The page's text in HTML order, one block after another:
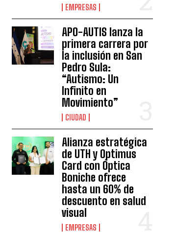
EMPRESAS
APO-AUTIS lanza la
primera carrera por
la inclusión en San
Pedro Sula:
“Autismo: Un
Infinito en
Movimiento”
CIUDAD
Alianza estratégica
de UTH y Optimus
Card con Óptica
Boniche ofrece
hasta un 60% de
descuento en salud
visual
EMPRESAS